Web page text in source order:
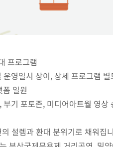
프로그램
영일시 상이, 상세 프로그램 별
일원
기 포토존, 미디어아트월 영상
설렘과 환대 분위기로 채워집